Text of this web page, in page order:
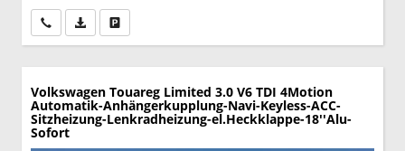
Wir rufen Sie anPDF-Datei, Fahrzeugexposé drucken
Volkswagen Touareg Limited 3.0 V6 TDI 4Motion
Automatik-Anhängerkupplung-Navi-Keyless-ACC-
Sitzheizung-Lenkradheizung-el.Heckklappe-18''Alu-
Sofort